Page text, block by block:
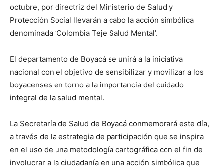
octubre, por directriz del Ministerio de Salud y
Protección Social llevarán a cabo la acción simbólica
denominada ‘Colombia Teje Salud Mental’.
El departamento de Boyacá se unirá a la iniciativa
nacional con el objetivo de sensibilizar y movilizar a los
boyacenses en torno a la importancia del cuidado
integral de la salud mental.
La Secretaría de Salud de Boyacá conmemorará este día,
a través de la estrategia de participación que se inspira
en el uso de una metodología cartográfica con el fin de
involucrar a la ciudadanía en una acción simbólica que